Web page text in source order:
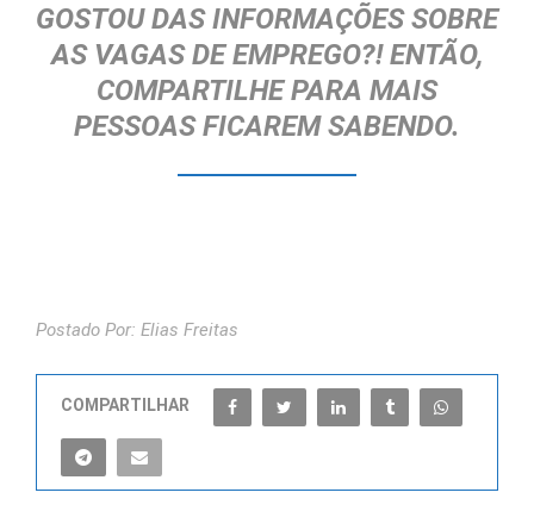
GOSTOU DAS INFORMAÇÕES SOBRE
AS VAGAS DE EMPREGO?! ENTÃO,
COMPARTILHEPARA MAIS
PESSOAS FICAREM SABENDO.
Postado Por: Elias Freitas
COMPARTILHAR